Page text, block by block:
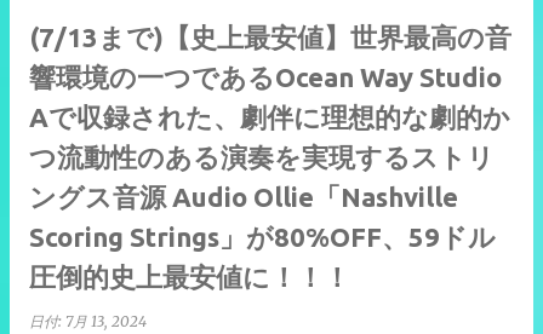
(7/13まで)【史上最安値】世界最高の音
響環境の一つであるOcean Way Studio
Aで収録された、劇伴に理想的な劇的か
つ流動性のある演奏を実現するストリ
ングス音源 Audio Ollie「Nashville
Scoring Strings」が80%OFF、59ドル
圧倒的史上最安値に！！！
日付: 7月 13, 2024